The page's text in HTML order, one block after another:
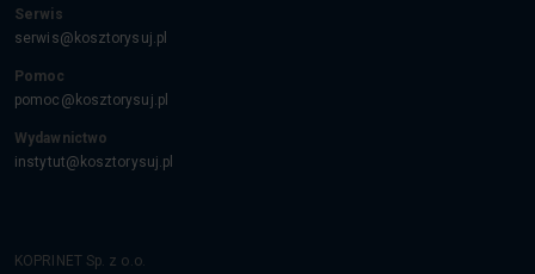
Serwis
serwis@kosztorysuj.pl
Pomoc
pomoc@kosztorysuj.pl
Wydawnictwo
instytut@kosztorysuj.pl
KOPRINET Sp. z o.o.